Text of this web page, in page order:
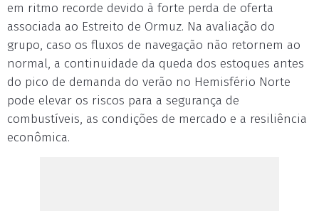
em ritmo recorde devido à forte perda de oferta
associada ao Estreito de Ormuz. Na avaliação do
grupo, caso os fluxos de navegação não retornem ao
normal, a continuidade da queda dos estoques antes
do pico de demanda do verão no Hemisfério Norte
pode elevar os riscos para a segurança de
combustíveis, as condições de mercado e a resiliência
econômica.